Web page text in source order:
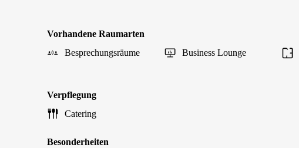
Vorhandene Raumarten
Besprechungsräume
Business Lounge
Verpflegung
Catering
Besonderheiten